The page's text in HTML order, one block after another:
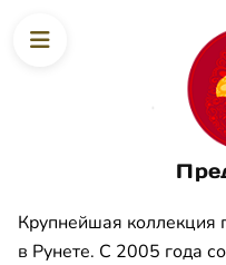
Крупнейшая коллекция
в Рунете. С 2005 года